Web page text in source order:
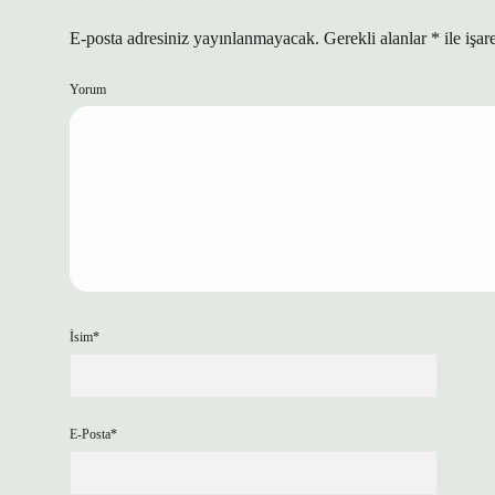
E-posta adresiniz yayınlanmayacak. Gerekli alanlar * ile
Yorum
İsim*
E-Posta*